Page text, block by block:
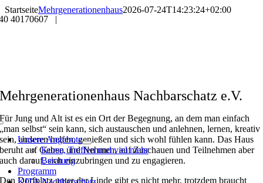
Skip
to40170607 |
Unsere Angebote
Kurse, Treffen und viel mehr
Beratung
Programm
StartseiteMehrgenerationenhaus2026-07-24T14:23:24+02:00
Mehrgenerationenhaus Nachbarschatz e.V.
Für Jung und Alt ist es ein Ort der Begegnung, an dem man einfach
„man selbst“ sein kann, sich austauschen und anlehnen, lernen, kreativ
sein, anderen helfen, genießen und sich wohl fühlen kann. Das Haus
beruht auf Geben und Nehmen, auf Zuschauen und Teilnehmen aber
auch darauf, sich einzubringen und zu engagieren.
Den Dorfplatz unter der Linde gibt es nicht mehr, trotzdem braucht